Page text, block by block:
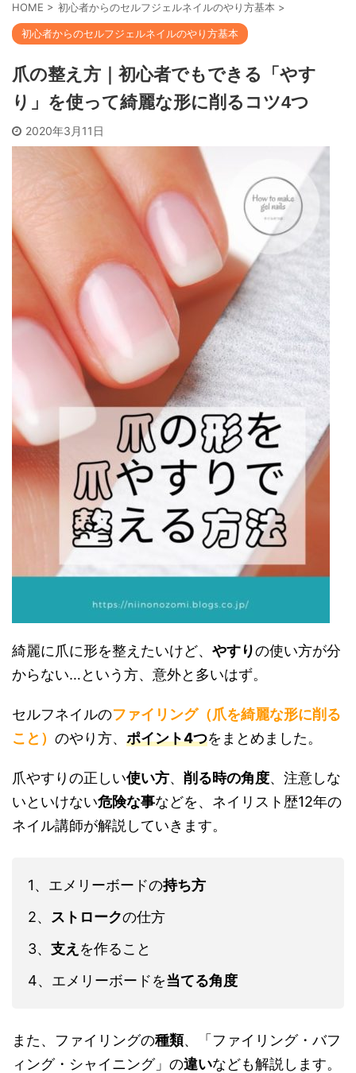
HOME > 初心者からのセルフジェルネイルのやり方基本 >
初心者からのセルフジェルネイルのやり方基本
爪の整え方｜初心者でもできる「やす
り」を使って綺麗な形に削るコツ4つ
2020年3月11日
綺麗に爪に形を整えたいけど、 やすりの使い方が分
からない…という方、意外と多いはず。
セルフネイルのファイリング（爪を綺麗な形に削る
こと） のやり方、 ポイント4つをまとめました。
爪やすりの正しい使い方、 削る時の角度、注意しな
いといけない危険な事などを、ネイリスト歴12年の
ネイル講師が解説していきます。
1、エメリーボードの持ち方
2、 ストロークの仕方
3、 支え を作ること
4、エメリーボードを当てる角度
また、ファイリングの種類、「ファイリング・バフ
ィング・シャイニング」の違いなども解説します。